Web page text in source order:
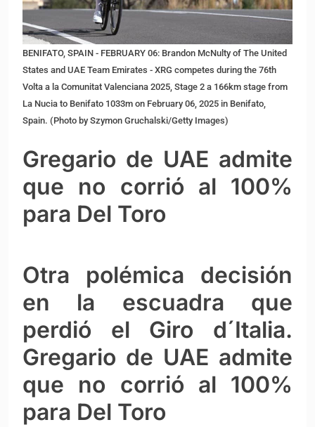
BENIFATO, SPAIN - FEBRUARY 06: Brandon McNulty of The United
States and UAE Team Emirates - XRG competes during the 76th
Volta a la Comunitat Valenciana 2025, Stage 2 a 166km stage from
La Nucia to Benifato 1033m on February 06, 2025 in Benifato,
Spain. (Photo by Szymon Gruchalski/Getty Images)
Gregario de UAE admite
que no corrió al 100%
para Del Toro
Otra polémica decisión
en la escuadra que
perdió el Giro d´Italia.
Gregario de UAE admite
que no corrió al 100%
para Del Toro